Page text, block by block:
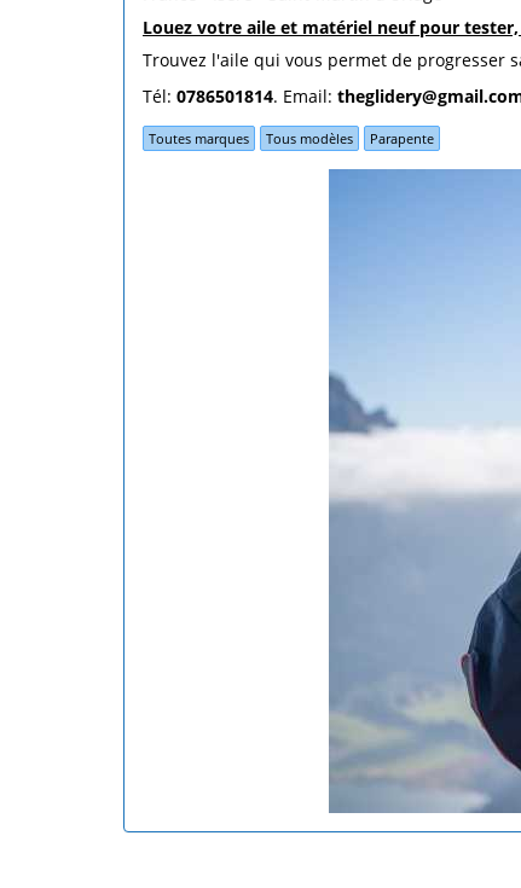
Louez votre aile et matériel neuf pour
Trouvez l'aile qui vous permet de progresser
Tél: 0786501814. Email:
Toutes marques Tous modèles Parapente